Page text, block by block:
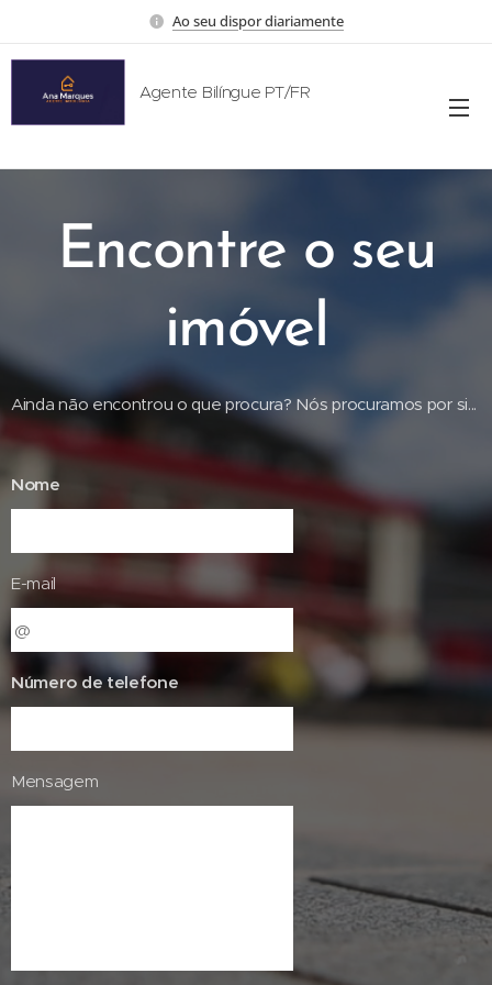
Ao seu dispor diariamente
Agente Bilíngue PT/FR
Encontre o seu
imóvel
Ainda não encontrou o que procura? Nós procuramos por si...
Nome
E-mail
Número de telefone
Mensagem